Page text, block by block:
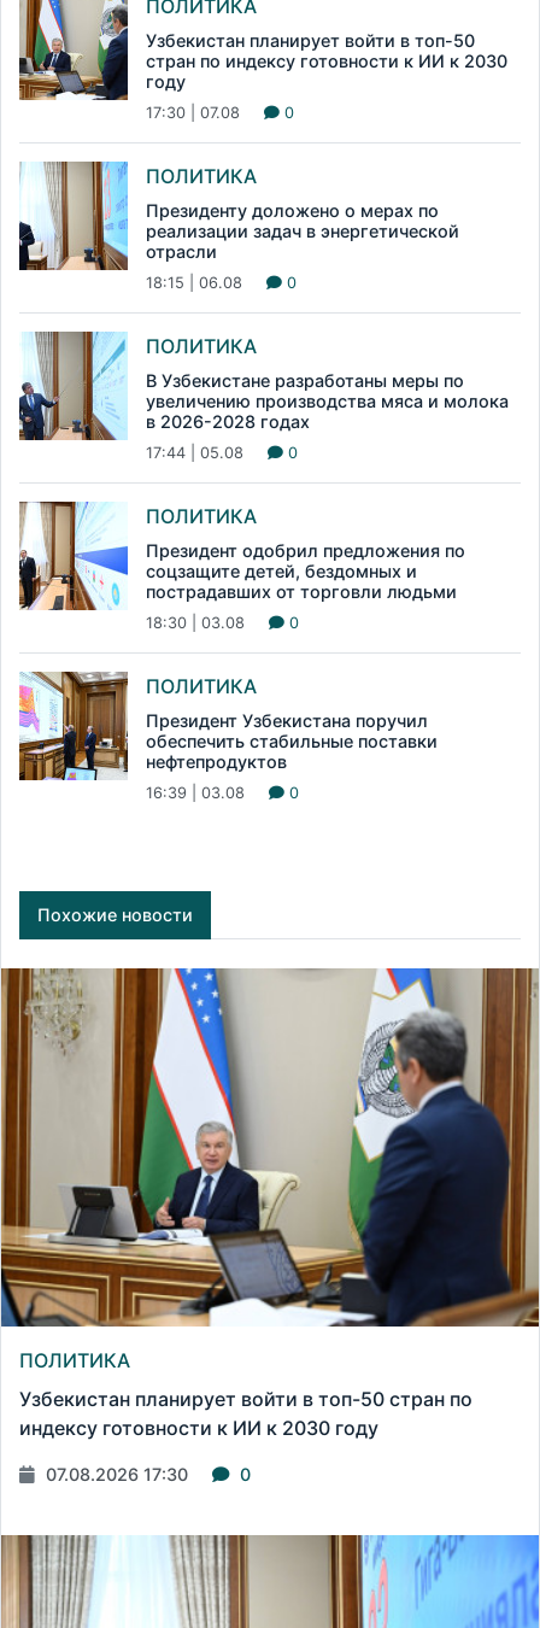
ПОЛИТИКА
Узбекистан планирует войти в топ-50
стран по индексу готовности к ИИ к 2030
году
17:30 | 07.08 0
ПОЛИТИКА
Президенту доложено о мерах по
реализации задач в энергетической
отрасли
18:15 | 06.08 0
ПОЛИТИКА
В Узбекистане разработаны меры по
увеличению производства мяса и молока
в 2026-2028 годах
17:44 | 05.08 0
ПОЛИТИКА
Президент одобрил предложения по
соцзащите детей, бездомных и
пострадавших от торговли людьми
18:30 | 03.08 0
ПОЛИТИКА
Президент Узбекистана поручил
обеспечить стабильные поставки
нефтепродуктов
16:39 | 03.08 0
Похожие новости
ПОЛИТИКА
Узбекистан планирует войти в топ-50 стран по
индексу готовности к ИИ к 2030 году
07.08.2026 17:30 0